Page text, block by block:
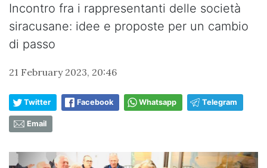
Incontro fra i rappresentanti delle società
siracusane: idee e proposte per un cambio
di passo
21 February 2023, 20:46
Twitter Facebook Whatsapp Telegram
Email